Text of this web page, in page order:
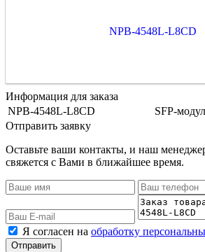
NPB-4548L-L8CD
Информация для заказа
NPB-4548L-L8CD
SFP-
Отправить заявку
Оставьте ваши контакты, и наш
свяжется с Вами в ближайшее время.
Я согласен на обработку